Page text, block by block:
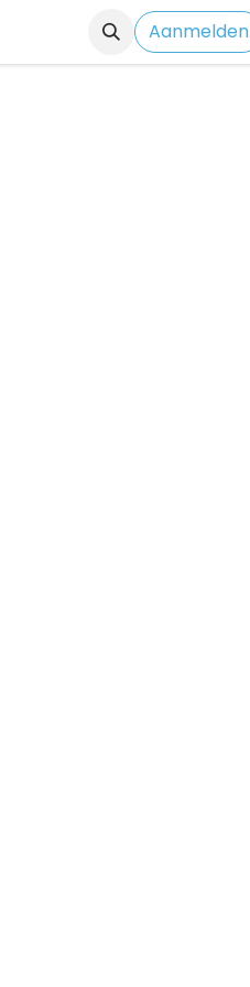
Aanmelden